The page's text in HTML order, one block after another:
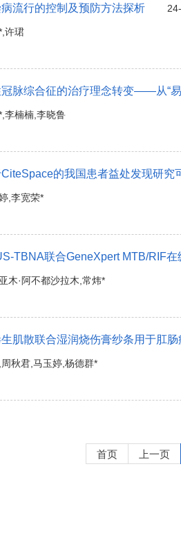
流行的控制及预防方法探析
许珺
脉综合征的治疗理念转变——从“易
李楠楠,李晓鲁
的我国患者益处发现研究
,李宽荣*
TBNA联合GeneXpert MTB/RIF
木·阿不都沙拉木,常炜*
肌散联合湿润烧伤膏纱条用于肛
秋君,马玉婷,杨德群*
首页 上一页